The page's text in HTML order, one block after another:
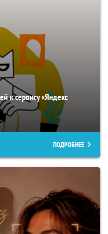
к сервису «Яндекс
ПОДРОБНЕЕ